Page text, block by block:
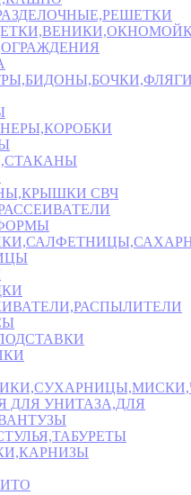
СВЧ
ДЛЯ УНИТАЗА,ДЛЯ